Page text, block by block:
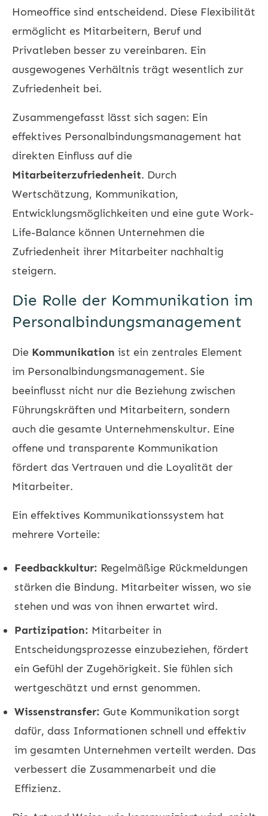
Homeoffice sind entscheidend. Diese Flexibilität
ermöglicht es Mitarbeitern, Beruf und
Privatleben besser zu vereinbaren. Ein
ausgewogenes Verhältnis trägt wesentlich zur
Zufriedenheit bei.
Zusammengefasst lässt sich sagen: Ein
effektives Personalbindungsmanagement hat
direkten Einfluss auf die
Mitarbeiterzufriedenheit. Durch
Wertschätzung, Kommunikation,
Entwicklungsmöglichkeiten und eine gute Work-
Life-Balance können Unternehmen die
Zufriedenheit ihrer Mitarbeiter nachhaltig
steigern.
Die Rolle der Kommunikation im
Personalbindungsmanagement
Die Kommunikation ist ein zentrales Element
im Personalbindungsmanagement. Sie
beeinflusst nicht nur die Beziehung zwischen
Führungskräften und Mitarbeitern, sondern
auch die gesamte Unternehmenskultur. Eine
offene und transparente Kommunikation
fördert das Vertrauen und die Loyalität der
Mitarbeiter.
Ein effektives Kommunikationssystem hat
mehrere Vorteile:
Feedbackkultur: Regelmäßige Rückmeldungen
stärken die Bindung. Mitarbeiter wissen, wo sie
stehen und was von ihnen erwartet wird.
Partizipation: Mitarbeiter in
Entscheidungsprozesse einzubeziehen, fördert
ein Gefühl der Zugehörigkeit. Sie fühlen sich
wertgeschätzt und ernst genommen.
Wissenstransfer: Gute Kommunikation sorgt
dafür, dass Informationen schnell und effektiv
im gesamten Unternehmen verteilt werden. Das
verbessert die Zusammenarbeit und die
Effizienz.